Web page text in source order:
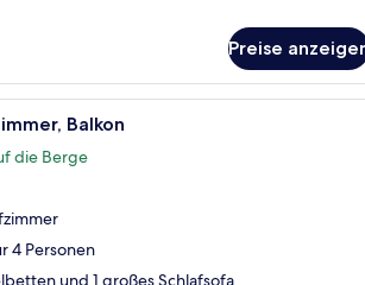
Preise
Ein ordentlich bezogenes
Balkon
die Berge
4 Personen
und 1 großes Schlafsofa